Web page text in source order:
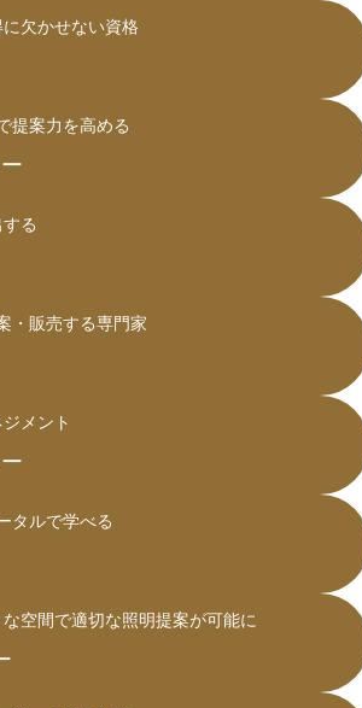
欠かせない資格
提案力を高める
る
・販売する専門家
メント
タルで学べる
空間で適切な照明提案が可能に